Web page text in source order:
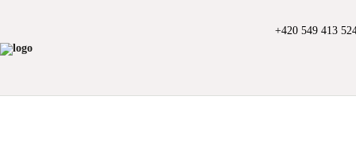
+420 549 413